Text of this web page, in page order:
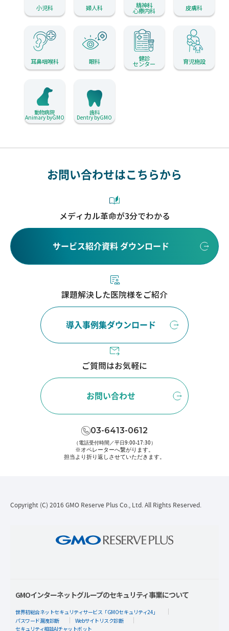
小児科 婦人科 精神科
心療内科 皮膚科
耳鼻咽喉科 眼科 健診
センター 育児施設
動物病院
Animary byGMO
歯科
Dentry byGMO
お問い合わせはこちらから
メディカル革命が3分でわかる
サービス紹介資料 ダウンロード
課題解決した医院様をご紹介
導入事例集ダウンロード
ご質問はお気軽に
お問い合わせ
03-6413-0612
（電話受付時間／平日9:00-17:30）
※オペレーターへ繋がります。
担当より折り返しさせていただきます。
Copyright (C) 2016 GMO Reserve Plus Co., Ltd. All Rights Reserved.
GMOインターネットグループのセキュリティ事業について
世界初総合ネットセキュリティサービス「GMOセキュリティ24」
パスワード漏洩診断
Webサイトリスク診断
セキュリティ相談AIチャットボット